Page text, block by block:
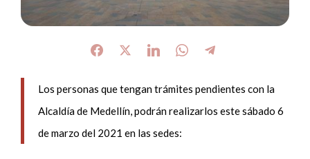
Los personas que tengan trámites pendientes con la
Alcaldía de Medellín, podrán realizarlos este sábado 6
de marzo del 2021 en las sedes: